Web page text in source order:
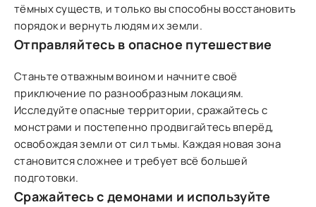
тёмных существ, и только вы способны восстановить
порядок и вернуть людям их земли.
Отправляйтесь в опасное путешествие
Станьте отважным воином и начните своё
приключение по разнообразным локациям.
Исследуйте опасные территории, сражайтесь с
монстрами и постепенно продвигайтесь вперёд,
освобождая земли от сил тьмы. Каждая новая зона
становится сложнее и требует всё большей
подготовки.
Сражайтесь с демонами и используйте